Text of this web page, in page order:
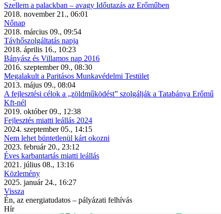
Szellem a palackban – avagy Időutazás az Erőműben
2018. november 21., 06:01
Nőnap
2018. március 09., 09:54
Távhőszolgáltatás napja
2018. április 16., 10:23
Bányász és Villamos nap 2016
2016. szeptember 09., 08:30
Megalakult a Paritásos Munkavédelmi Testület
2013. május 09., 08:04
A fejlesztési célok a „zöldműködést” szolgálják a Tatabánya Erőmű
Kft-nél
2019. október 09., 12:38
Fejlesztés miatti leállás 2024
2024. szeptember 05., 14:15
Nem lehet büntetlenül kárt okozni
2023. február 20., 23:12
Éves karbantartás miatti leállás
2021. július 08., 13:16
Közlemény
2025. január 24., 16:27
Vissza
Én, az energiatudatos – pályázati felhívás
Hír